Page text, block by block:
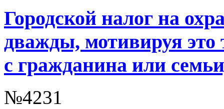
Городской налог на
дважды, мотивируя это
с гражданина или
№4231